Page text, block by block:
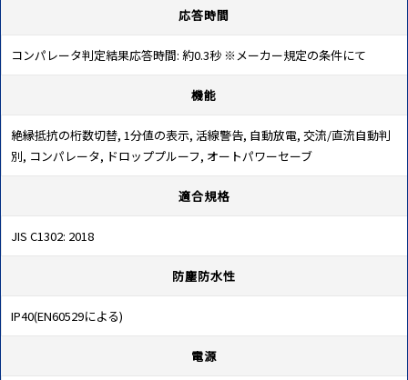
応答時間
コンパレータ判定結果応答時間: 約0.3秒 ※メーカー規定の条件にて
機能
絶縁抵抗の桁数切替, 1分値の表示, 活線警告, 自動放電, 交流/直流自動判
別, コンパレータ, ドロッププルーフ, オートパワーセーブ
適合規格
JIS C1302: 2018
防塵防水性
IP40(EN60529による)
電源